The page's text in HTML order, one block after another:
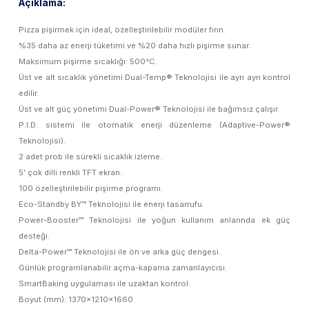
Açıklama:
Pizza pişirmek için ideal, özelleştirilebilir modüler fırın.
%35 daha az enerji tüketimi ve %20 daha hızlı pişirme sunar.
Maksimum pişirme sıcaklığı: 500°C.
Üst ve alt sıcaklık yönetimi Dual-Temp® Teknolojisi ile ayrı ayrı kontrol
edilir.
Üst ve alt güç yönetimi Dual-Power® Teknolojisi ile bağımsız çalışır.
P.I.D. sistemi ile otomatik enerji düzenleme (Adaptive-Power®
Teknolojisi).
2 adet prob ile sürekli sıcaklık izleme.
5’ çok dilli renkli TFT ekran.
100 özelleştirilebilir pişirme programı.
Eco-Standby BY™ Teknolojisi ile enerji tasarrufu.
Power-Booster™ Teknolojisi ile yoğun kullanım anlarında ek güç
desteği.
Delta-Power™ Teknolojisi ile ön ve arka güç dengesi.
Günlük programlanabilir açma-kapama zamanlayıcısı.
SmartBaking uygulaması ile uzaktan kontrol.
Boyut (mm): 1370x1210x1660